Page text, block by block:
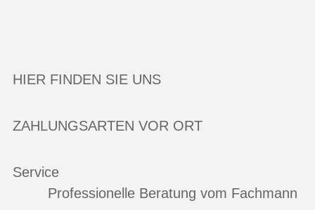
HIER FINDEN SIE UNS
ZAHLUNGSARTEN VOR ORT
Service
Professionelle Beratung vom Fachmann